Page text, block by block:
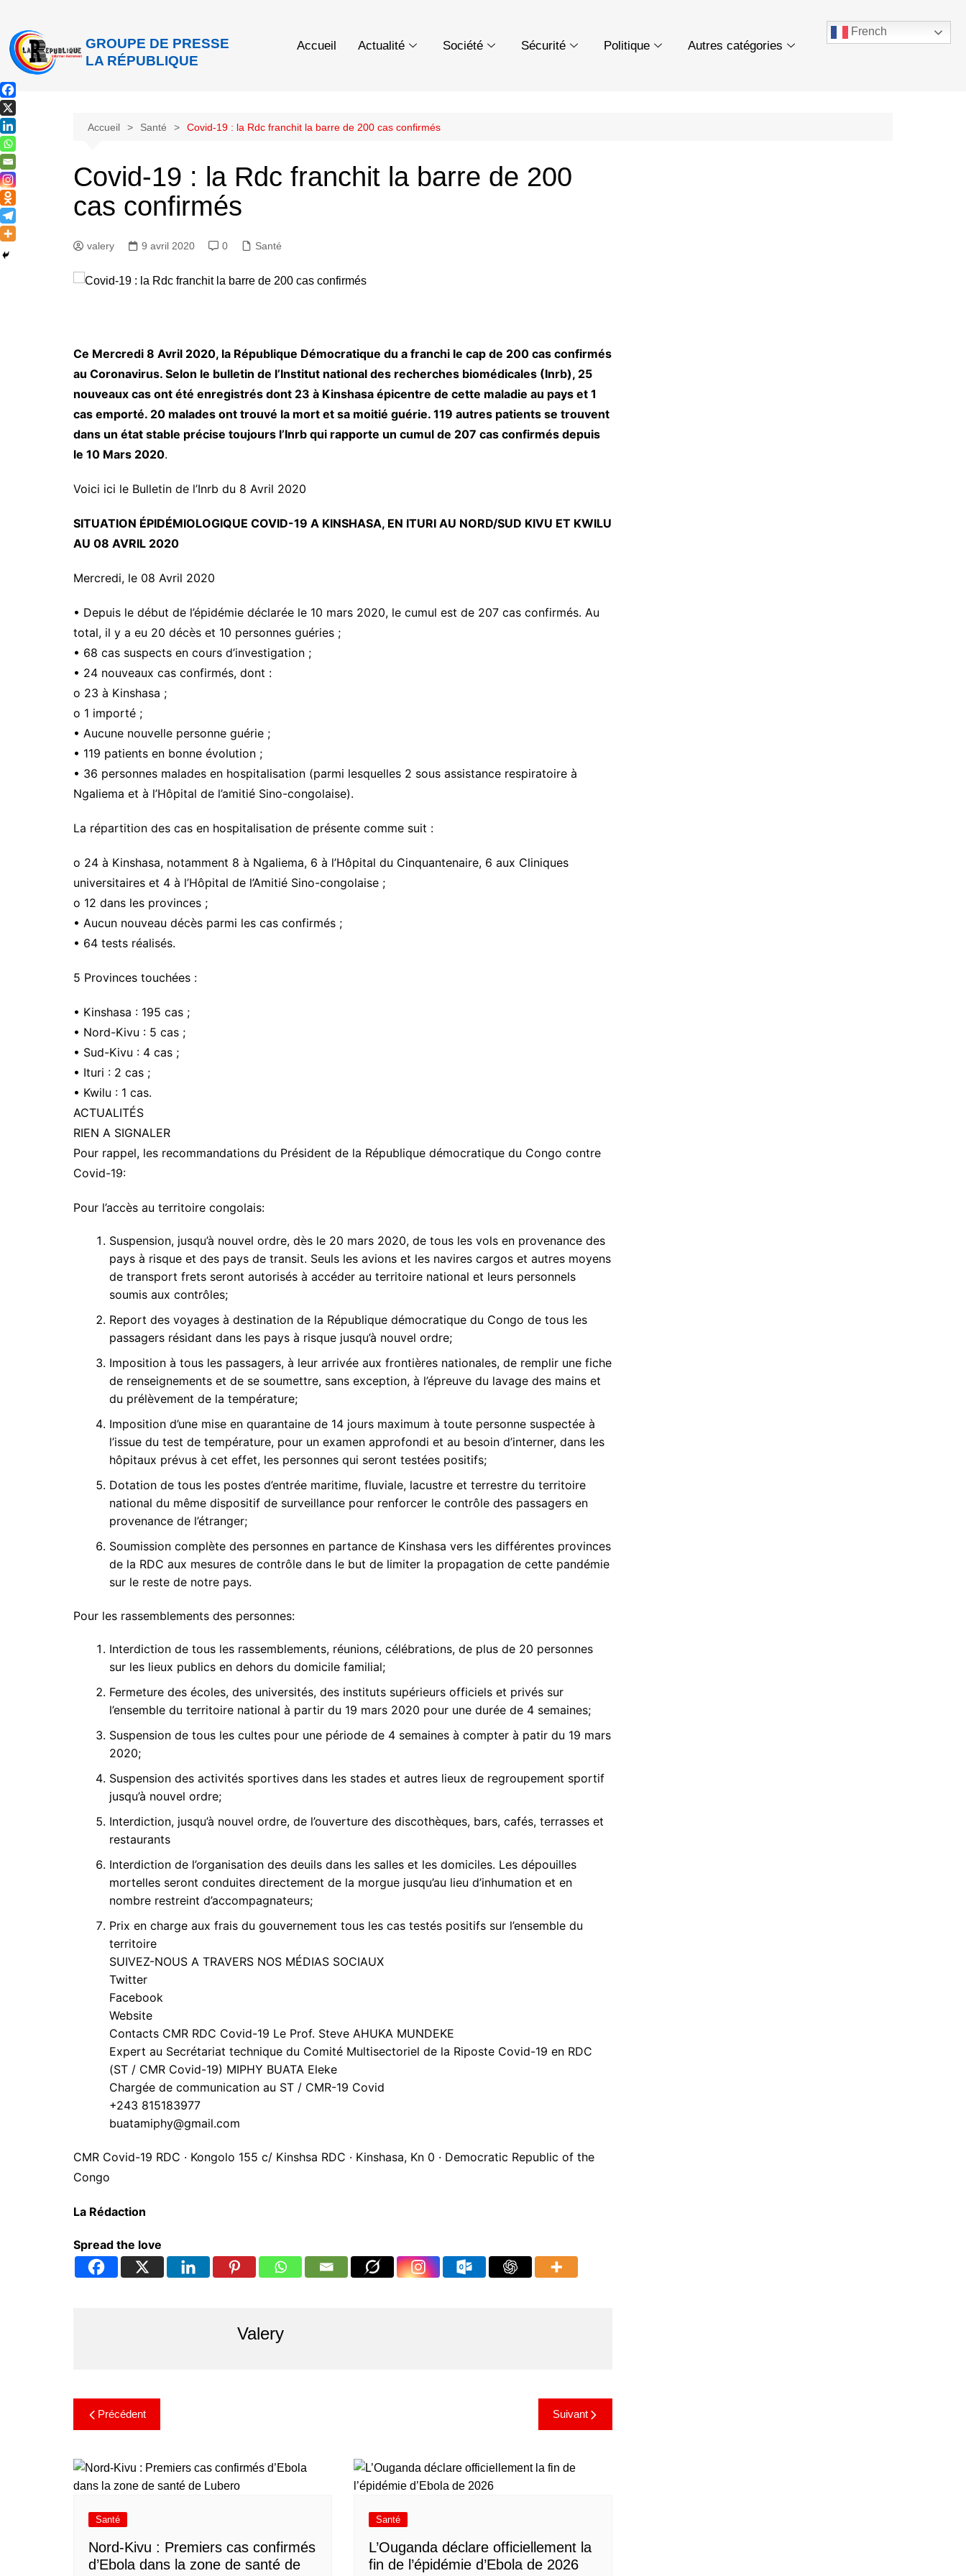
GROUPE DE PRESSE
LA RÉPUBLIQUE
Accueil Actualité Société Sécurité Politique Autres catégories
French
Accueil Santé Covid-19 : la Rdc franchit la barre de 200 cas confirmés
Covid-19 : la Rdc franchit la barre de 200
cas confirmés
valery 9 avril 2020 0 Santé
Ce Mercredi 8 Avril 2020, la République Démocratique du a franchi le cap de 200 cas confirmés
au Coronavirus. Selon le bulletin de l’Institut national des recherches biomédicales (Inrb), 25
nouveaux cas ont été enregistrés dont 23 à Kinshasa épicentre de cette maladie au pays et 1
cas emporté. 20 malades ont trouvé la mort et sa moitié guérie. 119 autres patients se trouvent
dans un état stable précise toujours l’Inrb qui rapporte un cumul de 207 cas confirmés depuis
le 10 Mars 2020.
Voici ici le Bulletin de l’Inrb du 8 Avril 2020
SITUATION ÉPIDÉMIOLOGIQUE COVID-19 A KINSHASA, EN ITURI AU NORD/SUD KIVU ET KWILU
AU 08 AVRIL 2020
Mercredi, le 08 Avril 2020
• Depuis le début de l’épidémie déclarée le 10 mars 2020, le cumul est de 207 cas confirmés. Au
total, il y a eu 20 décès et 10 personnes guéries ;
• 68 cas suspects en cours d’investigation ;
• 24 nouveaux cas confirmés, dont :
o 23 à Kinshasa ;
o 1 importé ;
• Aucune nouvelle personne guérie ;
• 119 patients en bonne évolution ;
• 36 personnes malades en hospitalisation (parmi lesquelles 2 sous assistance respiratoire à
Ngaliema et à l’Hôpital de l’amitié Sino-congolaise).
La répartition des cas en hospitalisation de présente comme suit :
o 24 à Kinshasa, notamment 8 à Ngaliema, 6 à l’Hôpital du Cinquantenaire, 6 aux Cliniques
universitaires et 4 à l’Hôpital de l’Amitié Sino-congolaise ;
o 12 dans les provinces ;
• Aucun nouveau décès parmi les cas confirmés ;
• 64 tests réalisés.
5 Provinces touchées :
• Kinshasa : 195 cas ;
• Nord-Kivu : 5 cas ;
• Sud-Kivu : 4 cas ;
• Ituri : 2 cas ;
• Kwilu : 1 cas.
ACTUALITÉS
RIEN A SIGNALER
Pour rappel, les recommandations du Président de la République démocratique du Congo contre
Covid-19:
Pour l’accès au territoire congolais:
Suspension, jusqu’à nouvel ordre, dès le 20 mars 2020, de tous les vols en provenance des
pays à risque et des pays de transit. Seuls les avions et les navires cargos et autres moyens
de transport frets seront autorisés à accéder au territoire national et leurs personnels
soumis aux contrôles;
Report des voyages à destination de la République démocratique du Congo de tous les
passagers résidant dans les pays à risque jusqu’à nouvel ordre;
Imposition à tous les passagers, à leur arrivée aux frontières nationales, de remplir une fiche
de renseignements et de se soumettre, sans exception, à l’épreuve du lavage des mains et
du prélèvement de la température;
Imposition d’une mise en quarantaine de 14 jours maximum à toute personne suspectée à
l’issue du test de température, pour un examen approfondi et au besoin d’interner, dans les
hôpitaux prévus à cet effet, les personnes qui seront testées positifs;
Dotation de tous les postes d’entrée maritime, fluviale, lacustre et terrestre du territoire
national du même dispositif de surveillance pour renforcer le contrôle des passagers en
provenance de l’étranger;
Soumission complète des personnes en partance de Kinshasa vers les différentes provinces
de la RDC aux mesures de contrôle dans le but de limiter la propagation de cette pandémie
sur le reste de notre pays.
Pour les rassemblements des personnes:
Interdiction de tous les rassemblements, réunions, célébrations, de plus de 20 personnes
sur les lieux publics en dehors du domicile familial;
Fermeture des écoles, des universités, des instituts supérieurs officiels et privés sur
l’ensemble du territoire national à partir du 19 mars 2020 pour une durée de 4 semaines;
Suspension de tous les cultes pour une période de 4 semaines à compter à patir du 19 mars
2020;
Suspension des activités sportives dans les stades et autres lieux de regroupement sportif
jusqu’à nouvel ordre;
Interdiction, jusqu’à nouvel ordre, de l’ouverture des discothèques, bars, cafés, terrasses et
restaurants
Interdiction de l’organisation des deuils dans les salles et les domiciles. Les dépouilles
mortelles seront conduites directement de la morgue jusqu’au lieu d’inhumation et en
nombre restreint d’accompagnateurs;
Prix en charge aux frais du gouvernement tous les cas testés positifs sur l’ensemble du
territoire
SUIVEZ-NOUS A TRAVERS NOS MÉDIAS SOCIAUX
Twitter
Facebook
Website
Contacts CMR RDC Covid-19 Le Prof. Steve AHUKA MUNDEKE
Expert au Secrétariat technique du Comité Multisectoriel de la Riposte Covid-19 en RDC
(ST / CMR Covid-19) MIPHY BUATA Eleke
Chargée de communication au ST / CMR-19 Covid
+243 815183977
buatamiphy@gmail.com
CMR Covid-19 RDC · Kongolo 155 c/ Kinshsa RDC · Kinshasa, Kn 0 · Democratic Republic of the
Congo
La Rédaction
Spread the love
Valery
Précédent Suivant
Santé
Nord-Kivu : Premiers cas confirmés
d’Ebola dans la zone de santé de
Santé
L’Ouganda déclare officiellement la
fin de l’épidémie d’Ebola de 2026